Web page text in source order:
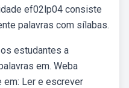
ef02lp04 consiste
palavras com sílabas.
estudantes a
em. Weba
Ler e escrever